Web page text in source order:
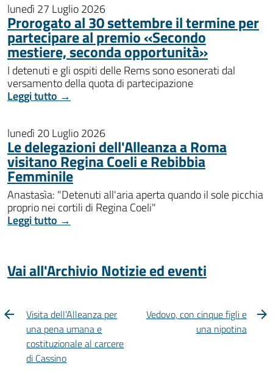
lunedì 27 Luglio 2026
Prorogato al 30 settembre il termine per
partecipare al premio «Secondo
mestiere, seconda opportunità»
I detenuti e gli ospiti delle Rems sono esonerati dal
versamento della quota di partecipazione
Leggi tutto →
lunedì 20 Luglio 2026
Le delegazioni dell'Alleanza a Roma
visitano Regina Coeli e Rebibbia
Femminile
Anastasìa: "Detenuti all'aria aperta quando il sole picchia
proprio nei cortili di Regina Coeli"
Leggi tutto →
Vai all'Archivio Notizie ed eventi
Visita dell’Alleanza per
una pena umana e
costituzionale al carcere
di Cassino
Vedovo, con cinque figli e
una nipotina